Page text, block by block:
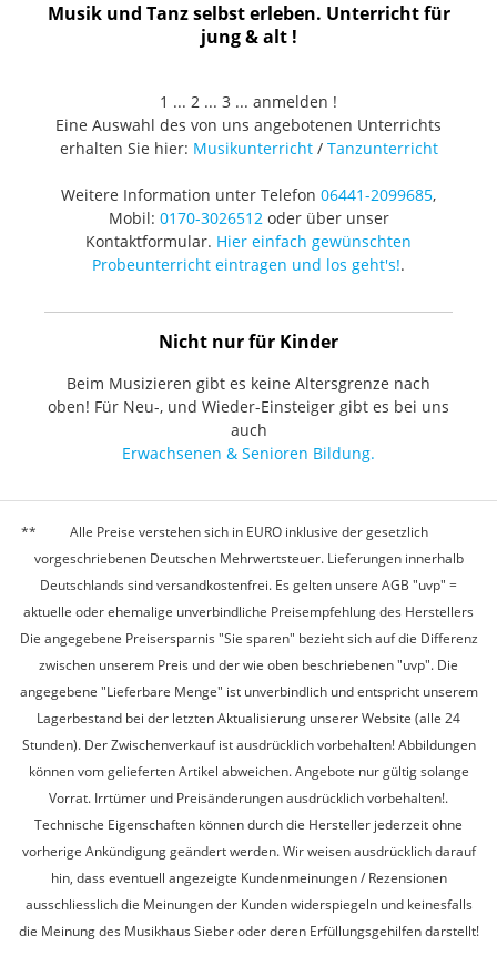
Musik und Tanz selbst erleben. Unterricht für
jung & alt !
1 ... 2 ... 3 ... anmelden !
Eine Auswahl des von uns angebotenen Unterrichts
erhalten Sie hier: Musikunterricht/ Tanzunterricht
Weitere Information unter Telefon 06441-2099685,
Mobil: 0170-3026512oder über unser
Kontaktformular. Hier einfach gewünschten
Probeunterricht eintragen und los geht's!.
Nicht nur für Kinder
Beim Musizieren gibt es keine Altersgrenze nach
oben! Für Neu-, und Wieder-Einsteiger gibt es bei uns
auch
Erwachsenen & Senioren Bildung.
Alle Preise verstehen sich in EURO inklusive der gesetzlich
vorgeschriebenen Deutschen Mehrwertsteuer. Lieferungen innerhalb
Deutschlands sind versandkostenfrei. Es gelten unsere AGB "uvp" =
aktuelle oder ehemalige unverbindliche Preisempfehlung des Herstellers
Die angegebene Preisersparnis "Sie sparen" bezieht sich auf die Differenz
zwischen unserem Preis und der wie oben beschriebenen "uvp". Die
angegebene "Lieferbare Menge" ist unverbindlich und entspricht unserem
Lagerbestand bei der letzten Aktualisierung unserer Website (alle 24
Stunden). Der Zwischenverkauf ist ausdrücklich vorbehalten! Abbildungen
können vom gelieferten Artikel abweichen. Angebote nur gültig solange
Vorrat. Irrtümer und Preisänderungen ausdrücklich vorbehalten!.
Technische Eigenschaften können durch die Hersteller jederzeit ohne
vorherige Ankündigung geändert werden. Wir weisen ausdrücklich darauf
hin, dass eventuell angezeigte Kundenmeinungen / Rezensionen
ausschliesslich die Meinungen der Kunden widerspiegeln und keinesfalls
die Meinung des Musikhaus Sieber oder deren Erfüllungsgehilfen darstellt!